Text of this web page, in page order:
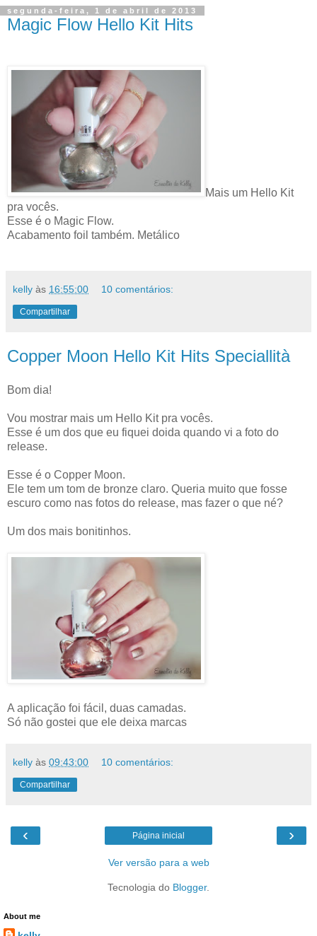
segunda-feira, 1 de abril de 2013
Magic Flow Hello Kit Hits
Mais um Hello Kit
pra vocês.
Esse é o Magic Flow.
Acabamento foil também. Metálico
kelly às 16:55:00 10 comentários:
Compartilhar
Copper Moon Hello Kit Hits Speciallità
Bom dia!
Vou mostrar mais um Hello Kit pra vocês.
Esse é um dos que eu fiquei doida quando vi a foto do
release.
Esse é o Copper Moon.
Ele tem um tom de bronze claro. Queria muito que fosse
escuro como nas fotos do release, mas fazer o que né?
Um dos mais bonitinhos.
A aplicação foi fácil, duas camadas.
Só não gostei que ele deixa marcas
kelly às 09:43:00 10 comentários:
Compartilhar
‹ ›
Página inicial
Ver versão para a web
Tecnologia do Blogger.
About me